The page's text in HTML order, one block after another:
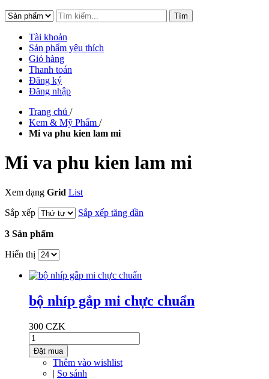
Tìm
Tài khoản
Sản phẩm yêu thích
Giỏ hàng
Thanh toán
Đăng ký
Đăng nhập
Trang chủ /
Kem & Mỹ Phẩm /
Mi va phu kien lam mi
Mi va phu kien lam mi
Xem dạng Grid List
Sắp xếp
Sắp xếp tăng dần
3 Sản phẩm
Hiển thị
bộ nhíp gắp mi chực chuẩn
300 CZK
Đặt mua
Thêm vào wishlist
| So sánh